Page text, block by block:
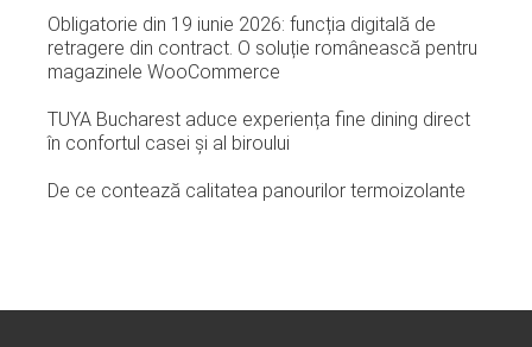
Obligatorie din 19 iunie 2026: funcția digitală de
retragere din contract. O soluție românească pentru
magazinele WooCommerce
TUYA Bucharest aduce experiența fine dining direct
în confortul casei și al biroului
De ce contează calitatea panourilor termoizolante